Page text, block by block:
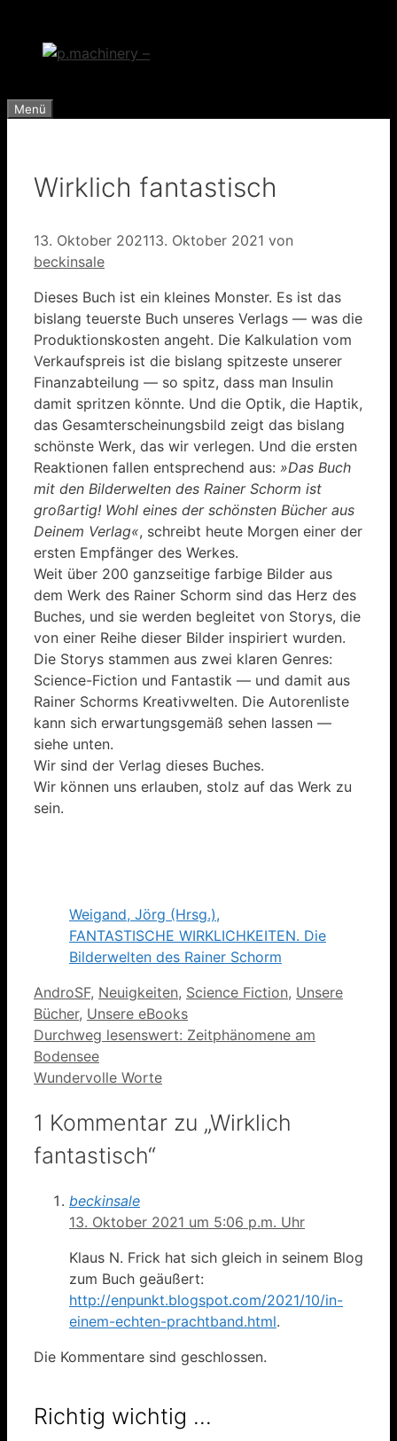
springen
Menü
Wirklich fantastisch
13. Oktober 202113. Oktober 2021 von
beckinsale
Dieses Buch ist ein kleines Monster. Es ist das
bislang teuerste Buch unseres Verlags — was die
Produktionskosten angeht. Die Kalkulation vom
Verkaufspreis ist die bislang spitzeste unserer
Finanzabteilung — so spitz, dass man Insulin
damit spritzen könnte. Und die Optik, die Haptik,
das Gesamterscheinungsbild zeigt das bislang
schönste Werk, das wir verlegen. Und die ersten
Reaktionen fallen entsprechend aus: »Das Buch
mit den Bilderwelten des Rainer Schorm ist
großartig! Wohl eines der schönsten Bücher aus
Deinem Verlag«, schreibt heute Morgen einer der
ersten Empfänger des Werkes.
Weit über 200 ganzseitige farbige Bilder aus
dem Werk des Rainer Schorm sind das Herz des
Buches, und sie werden begleitet von Storys, die
von einer Reihe dieser Bilder inspiriert wurden.
Die Storys stammen aus zwei klaren Genres:
Science-Fiction und Fantastik — und damit aus
Rainer Schorms Kreativwelten. Die Autorenliste
kann sich erwartungsgemäß sehen lassen —
siehe unten.
Wir sind der Verlag dieses Buches.
Wir können uns erlauben, stolz auf das Werk zu
sein.
Weigand, Jörg (Hrsg.),
FANTASTISCHE WIRKLICHKEITEN. Die
Bilderwelten des Rainer Schorm
Kategorien
AndroSF, Neuigkeiten, Science Fiction, Unsere
Bücher, Unsere eBooks
Durchweg lesenswert: Zeitphänomene am
Bodensee
Wundervolle Worte
1 Kommentar zu „Wirklich
fantastisch“
beckinsale
13. Oktober 2021 um 5:06 p.m. Uhr
Klaus N. Frick hat sich gleich in seinem Blog
zum Buch geäußert:
http://enpunkt.blogspot.com/2021/10/in-
einem-echten-prachtband.html.
Die Kommentare sind geschlossen.
Richtig wichtig …